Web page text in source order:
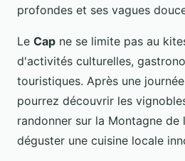
profondes et ses vagues
Le Cap ne se limite pas au
d'activités culturelles,
touristiques. Après une
pourrez découvrir les
randonner sur la Montagne de
déguster une cuisine locale